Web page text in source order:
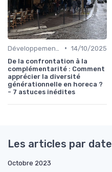
• 14/10/2025
De la confrontation à la
complémentarité : Comment
apprécier la diversité
générationnelle en horeca ?
- 7 astuces inédites
Les articles par date
Octobre 2023